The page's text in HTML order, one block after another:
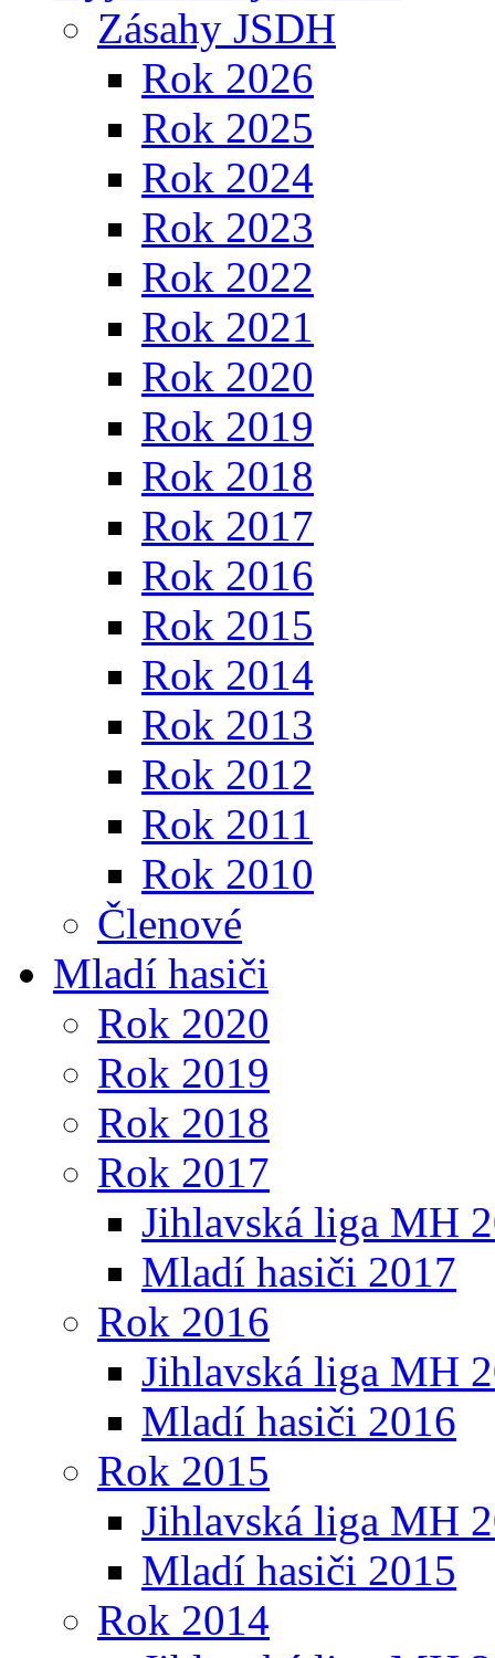
Zásahy JSDH
Rok 2026
Rok 2025
Rok 2024
Rok 2023
Rok 2022
Rok 2021
Rok 2020
Rok 2019
Rok 2018
Rok 2017
Rok 2016
Rok 2015
Rok 2014
Rok 2013
Rok 2012
Rok 2011
Rok 2010
Členové
Mladí hasiči
Rok 2020
Rok 2019
Rok 2018
Rok 2017
Jihlavská liga MH
Mladí hasiči 2017
Rok 2016
Jihlavská liga MH
Mladí hasiči 2016
Rok 2015
Jihlavská liga MH
Mladí hasiči 2015
Rok 2014